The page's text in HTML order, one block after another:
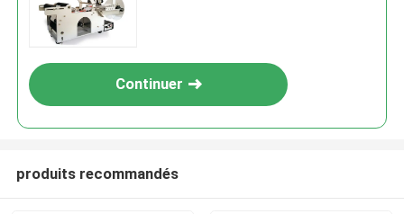
Continuer
produits recommandés